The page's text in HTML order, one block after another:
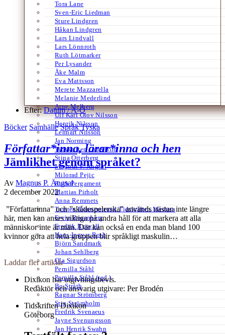
Tora Lane
Sven-Eric Liedman
Sture Lindgren
Håkan Lindgren
Lars Lindvall
Lars Lönnroth
Ruth Lötmarker
Per Lysander
Åke Malm
Eva Mattsson
Merete Mazzarella
Melanie Mederlind
Arne Melberg
Ulf Karl Olov Nilsson
Henrik Nilsson
Lennart Nilsson
Jan Norming
Tidskriften Ord&Bild
Stina Otterberg
Magnus P. Ängsal
Milorad Pejic
Ruth Pergament
Mattias Pirholt
Anna Remmets
Torsten Rönnerstrand Tidskriften Medusa
Ervin Rosenberg
Fredrik Rosvall
Hans-Ingvar Roth
Björn Sandmark
Johan Sehlberg
Ola Sigurdson
Pernilla Ståhl
Pernilla Ståhl (red.)
Bo Stråth
Ragnar Strömberg
Stig Strömholm
Fredrik Svenaeus
Jayne Svenungsson
Jan Henrik Swahn
Efter:Datum /A-Ö
Böcker Samhälle Språk Tyska
Författar*inna, lärar*inna och hen
Jämlikhet genom språket?
Av Magnus P. Ängsal
2 december 2022
”Författarinna” och ”skådespelerska” används nästan inte längre
här, men kan anses viktiga på andra håll för att markera att alla
människor inte är män. Där kan också en enda man bland 100
kvinnor göra att hela gruppen blir språkligt maskulin…
Laddar fler artiklar
Dixikon har utgivningsbevis.
Redaktör och ansvarig utgivare: Per Brodén
Tidskriften Dixikon
Göteborg